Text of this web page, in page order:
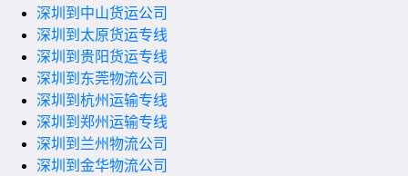
深圳到中山货运公司
深圳到太原货运专线
深圳到贵阳货运专线
深圳到东莞物流公司
深圳到杭州运输专线
深圳到郑州运输专线
深圳到兰州物流公司
深圳到金华物流公司